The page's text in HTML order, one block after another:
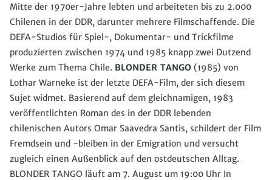
Mitte der 1970er-Jahre lebten und arbeiteten bis zu 2.000
Chilenen in der DDR, darunter mehrere Filmschaffende. Die
DEFA-Studios für Spiel-, Dokumentar- und Trickfilme
produzierten zwischen 1974 und 1985 knapp zwei Dutzend
Werke zum Thema Chile. BLONDER TANGO (1985) von
Lothar Warneke ist der letzte DEFA-Film, der sich diesem
Sujet widmet. Basierend auf dem gleichnamigen, 1983
veröffentlichten Roman des in der DDR lebenden
chilenischen Autors Omar Saavedra Santis, schildert der Film
Fremdsein und -bleiben in der Emigration und versucht
zugleich einen Außenblick auf den ostdeutschen Alltag.
BLONDER TANGO läuft am 7. August um 19:00 Uhr In